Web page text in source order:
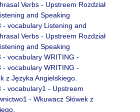
Verbs - Upstreem Rozdział
and Speaking
- vocabulary Listening and
Verbs - Upstreem Rozdział
and Speaking
- vocabulary WRITING -
- vocabulary WRITING -
z Języka Angielskiego.
- vocabulary1 - Upstreem
- Wkuwacz Słówek z